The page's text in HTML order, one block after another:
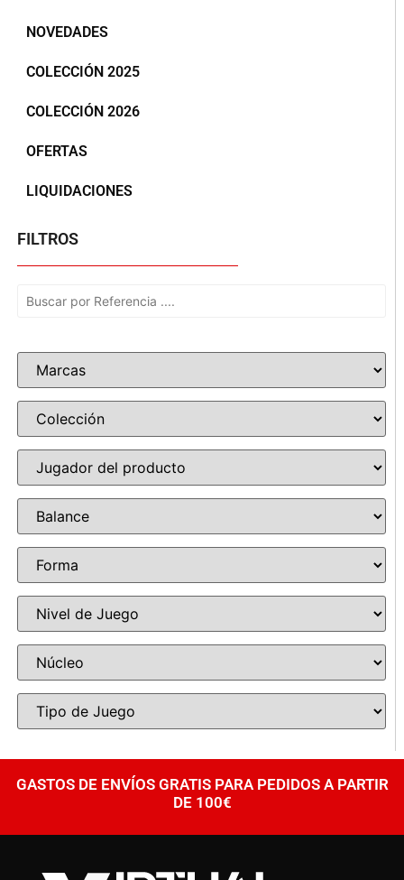
NOVEDADES
COLECCIÓN 2025
COLECCIÓN 2026
OFERTAS
LIQUIDACIONES
FILTROS
GASTOS DE ENVÍOS GRATIS PARA PEDIDOS A PARTIR
DE 100€